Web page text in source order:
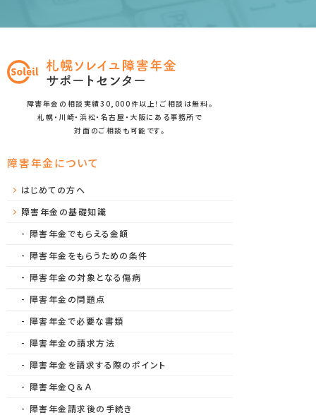
障害年金の相談実績30,000件以上！ご相談は無料。
札幌・川崎・浜松・名古屋・大阪にある事務所で
対面のご相談も可能です。
障害年金について
はじめての方へ
障害年金の基礎知識
障害年金でもらえる金額
障害年金をもらうための条件
障害年金の対象となる傷病
障害年金の問題点
障害年金で必要な書類
障害年金の請求方法
障害年金を請求する際のポイント
障害年金Ｑ＆Ａ
障害年金請求後の手続き